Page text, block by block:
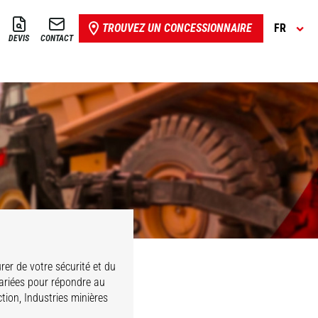
DEVIS CONTACT
TROUVEZ UN CONCESSIONNAIRE FR
de votre sécurité et du
pour répondre au
Industries minières
Potences
Accessoires
Miniers